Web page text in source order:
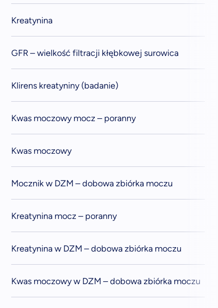
Kreatynina
GFR – wielkość filtracji kłębkowej surowica
Klirens kreatyniny (badanie)
Kwas moczowy mocz – poranny
Kwas moczowy
Mocznik w DZM – dobowa zbiórka moczu
Kreatynina mocz – poranny
Kreatynina w DZM – dobowa zbiórka moczu
Kwas moczowy w DZM – dobowa zbiórka moczu